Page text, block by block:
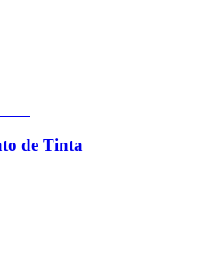
de Tinta